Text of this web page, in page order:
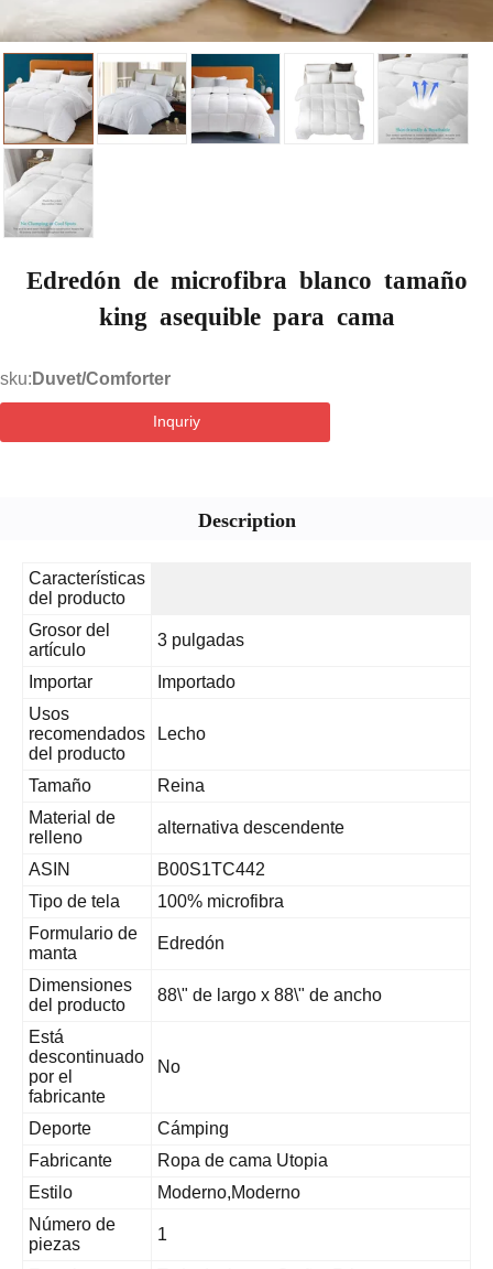
Edredón de microfibra blanco tamaño
king asequible para cama
sku: Duvet/Comforter
Inquriy
Description
Características
del producto
Grosor del
artículo
3 pulgadas
Importar
Importado
Usos
recomendados
del producto
Lecho
Tamaño
Reina
Material de
relleno
alternativa descendente
ASIN
B00S1TC442
Tipo de tela
100% microfibra
Formulario de
manta
Edredón
Dimensiones
del producto
88\" de largo x 88\" de ancho
Está
descontinuado
por el
fabricante
No
Deporte
Cámping
Fabricante
Ropa de cama Utopia
Estilo
Moderno,Moderno
Número de
piezas
1